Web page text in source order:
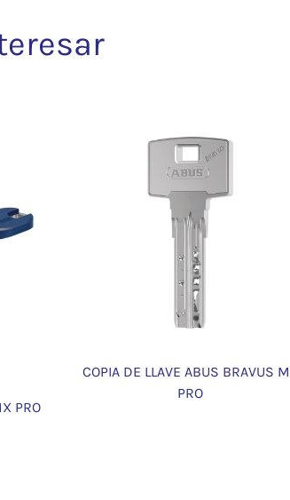
PRO
COPIA DE LLAVE ABUS BRAVUS
PRO